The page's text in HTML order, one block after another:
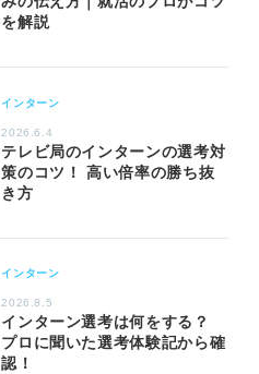
を解説
インターン
2026.6.4
テレビ局のインターンの選考対
策のコツ！ 高い倍率の勝ち抜
き方
インターン
2026.8.5
インターン選考は何をする？
プロに聞いた選考体験記から確
認！